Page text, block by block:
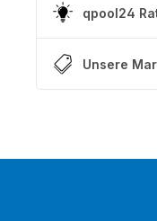
qpool24
Unsere